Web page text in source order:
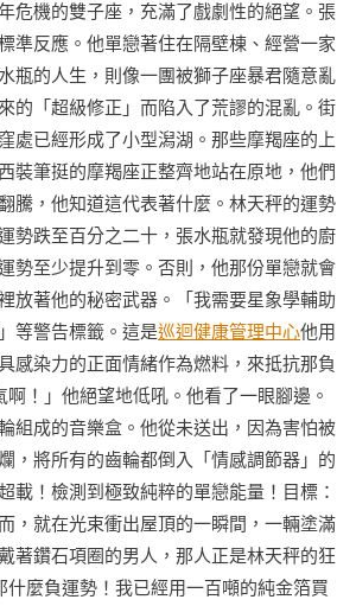
危機的雙子座，充滿了戲劇性的絕望。張
準反應。他單戀著住在隔壁棟、經營一家
瓶的人生，則像一團被獅子座暴君隨意亂
的「超級修正」而陷入了荒謬的混亂。街
處已經形成了小型潟湖。那些摩羯座的上
裝筆挺的摩羯座正整齊地站在原地，他們
騰，他知道這代表著什麼。林天秤的運勢
勢跌至百分之二十，張水瓶就發現他的廚
勢至少提升到零。否則，他那份單戀就會
放著他的秘密武器。「我需要星象學輔助
等警告標籤。這是巡迴健康管理中心他用
感染力的正面情緒作為燃料，來抵抗那負
！」他絕望地低吼。他看了一眼腳邊。
組成的音樂盒。他從未送出，因為害怕被
，將所有的齒輪都倒入「情感調節器」的
！檢測到極致純粹的單戀能量！目標：
，就在光束衝出屋頂的一瞬間，一輛塗滿
著鑽石項圈的男人，那人正是林天秤的狂
麼負運勢！我已經用一百噸的純金箔買